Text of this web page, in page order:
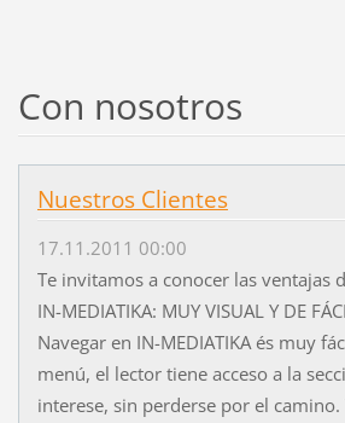
Con nosotros
Nuestros Clientes
17.11.2011 00:00
Te invitamos a conocer las ventajas
IN-MEDIATIKA: MUY VISUAL Y DE
Navegar en IN-MEDIATIKA és muy
menú, el lector tiene acceso a la
interese, sin perderse por el